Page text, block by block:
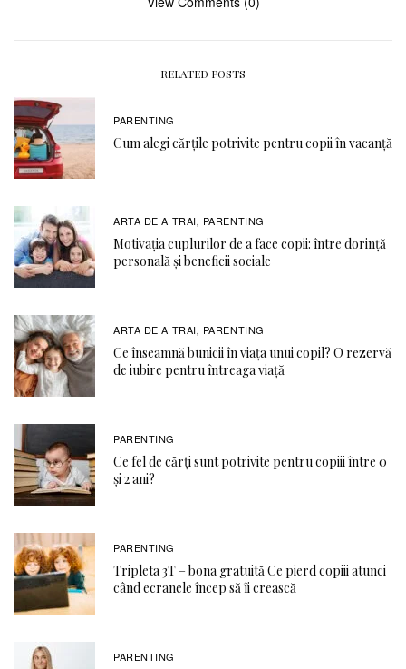
RELATED POSTS
PARENTING
Cum alegi cărțile potrivite pentru copii în vacanță
ARTA DE A TRAI, PARENTING
Motivația cuplurilor de a face copii: între dorință
personală și beneficii sociale
ARTA DE A TRAI, PARENTING
Ce înseamnă bunicii în viața unui copil? O rezervă
de iubire pentru întreaga viață
PARENTING
Ce fel de cărți sunt potrivite pentru copiii între 0
și 2 ani?
PARENTING
Tripleta 3T – bona gratuită Ce pierd copiii atunci
când ecranele încep să îi crească
PARENTING